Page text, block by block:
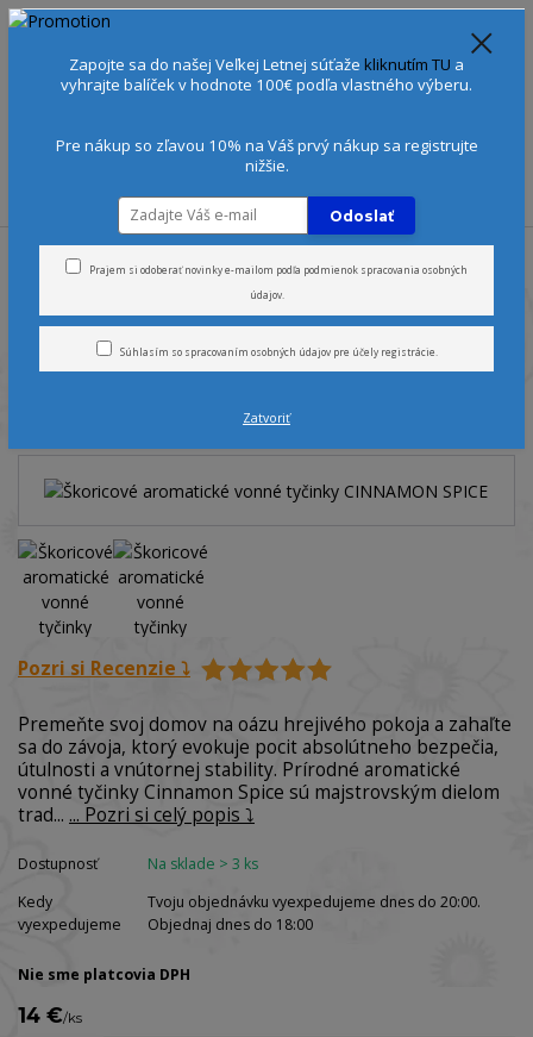
EUR
+421 905 378 103 (Po-Ne, 9-21 hod.)
Úvod Aromaterapia Aromatické vonné tyčinky
Škoricové
aromatické vonné tyčinky CINNAMON SPICE
Škoricové aromatické vonné
Pozri si Recenzie ⤵️
Premeňte svoj domov na oázu hrejivého pokoja a zahaľte
sa do závoja, ktorý evokuje pocit absolútneho bezpečia,
útulnosti a vnútornej stability. Prírodné aromatické
vonné tyčinky Cinnamon Spice sú majstrovským dielom
trad... ... Pozri si celý popis ⤵️
Dostupnosť
Na sklade > 3 ks
Kedy
vyexpedujeme
Tvoju objednávku vyexpedujeme dnes do 20:00.
Objednaj dnes do 18:00
Nie sme platcovia DPH
14 €/ks
Zapojte sa do našej Veľkej Letnej súťaže kliknutím TU a
vyhrajte balíček v hodnote 100€ podľa vlastného výberu.
Pre nákup so zľavou 10% na Váš prvý nákup sa registrujte
nižšie.
Odoslať
Prajem si odoberať novinky e-mailom podľa podmienok spracovania osobných
údajov.
Súhlasím so spracovaním osobných údajovpre účely registrácie.
Zatvoriť